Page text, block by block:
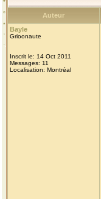
Auteur
Bayle
Grioonaute
Inscrit le: 14 Oct 2011
Messages: 11
Localisation: Montréal